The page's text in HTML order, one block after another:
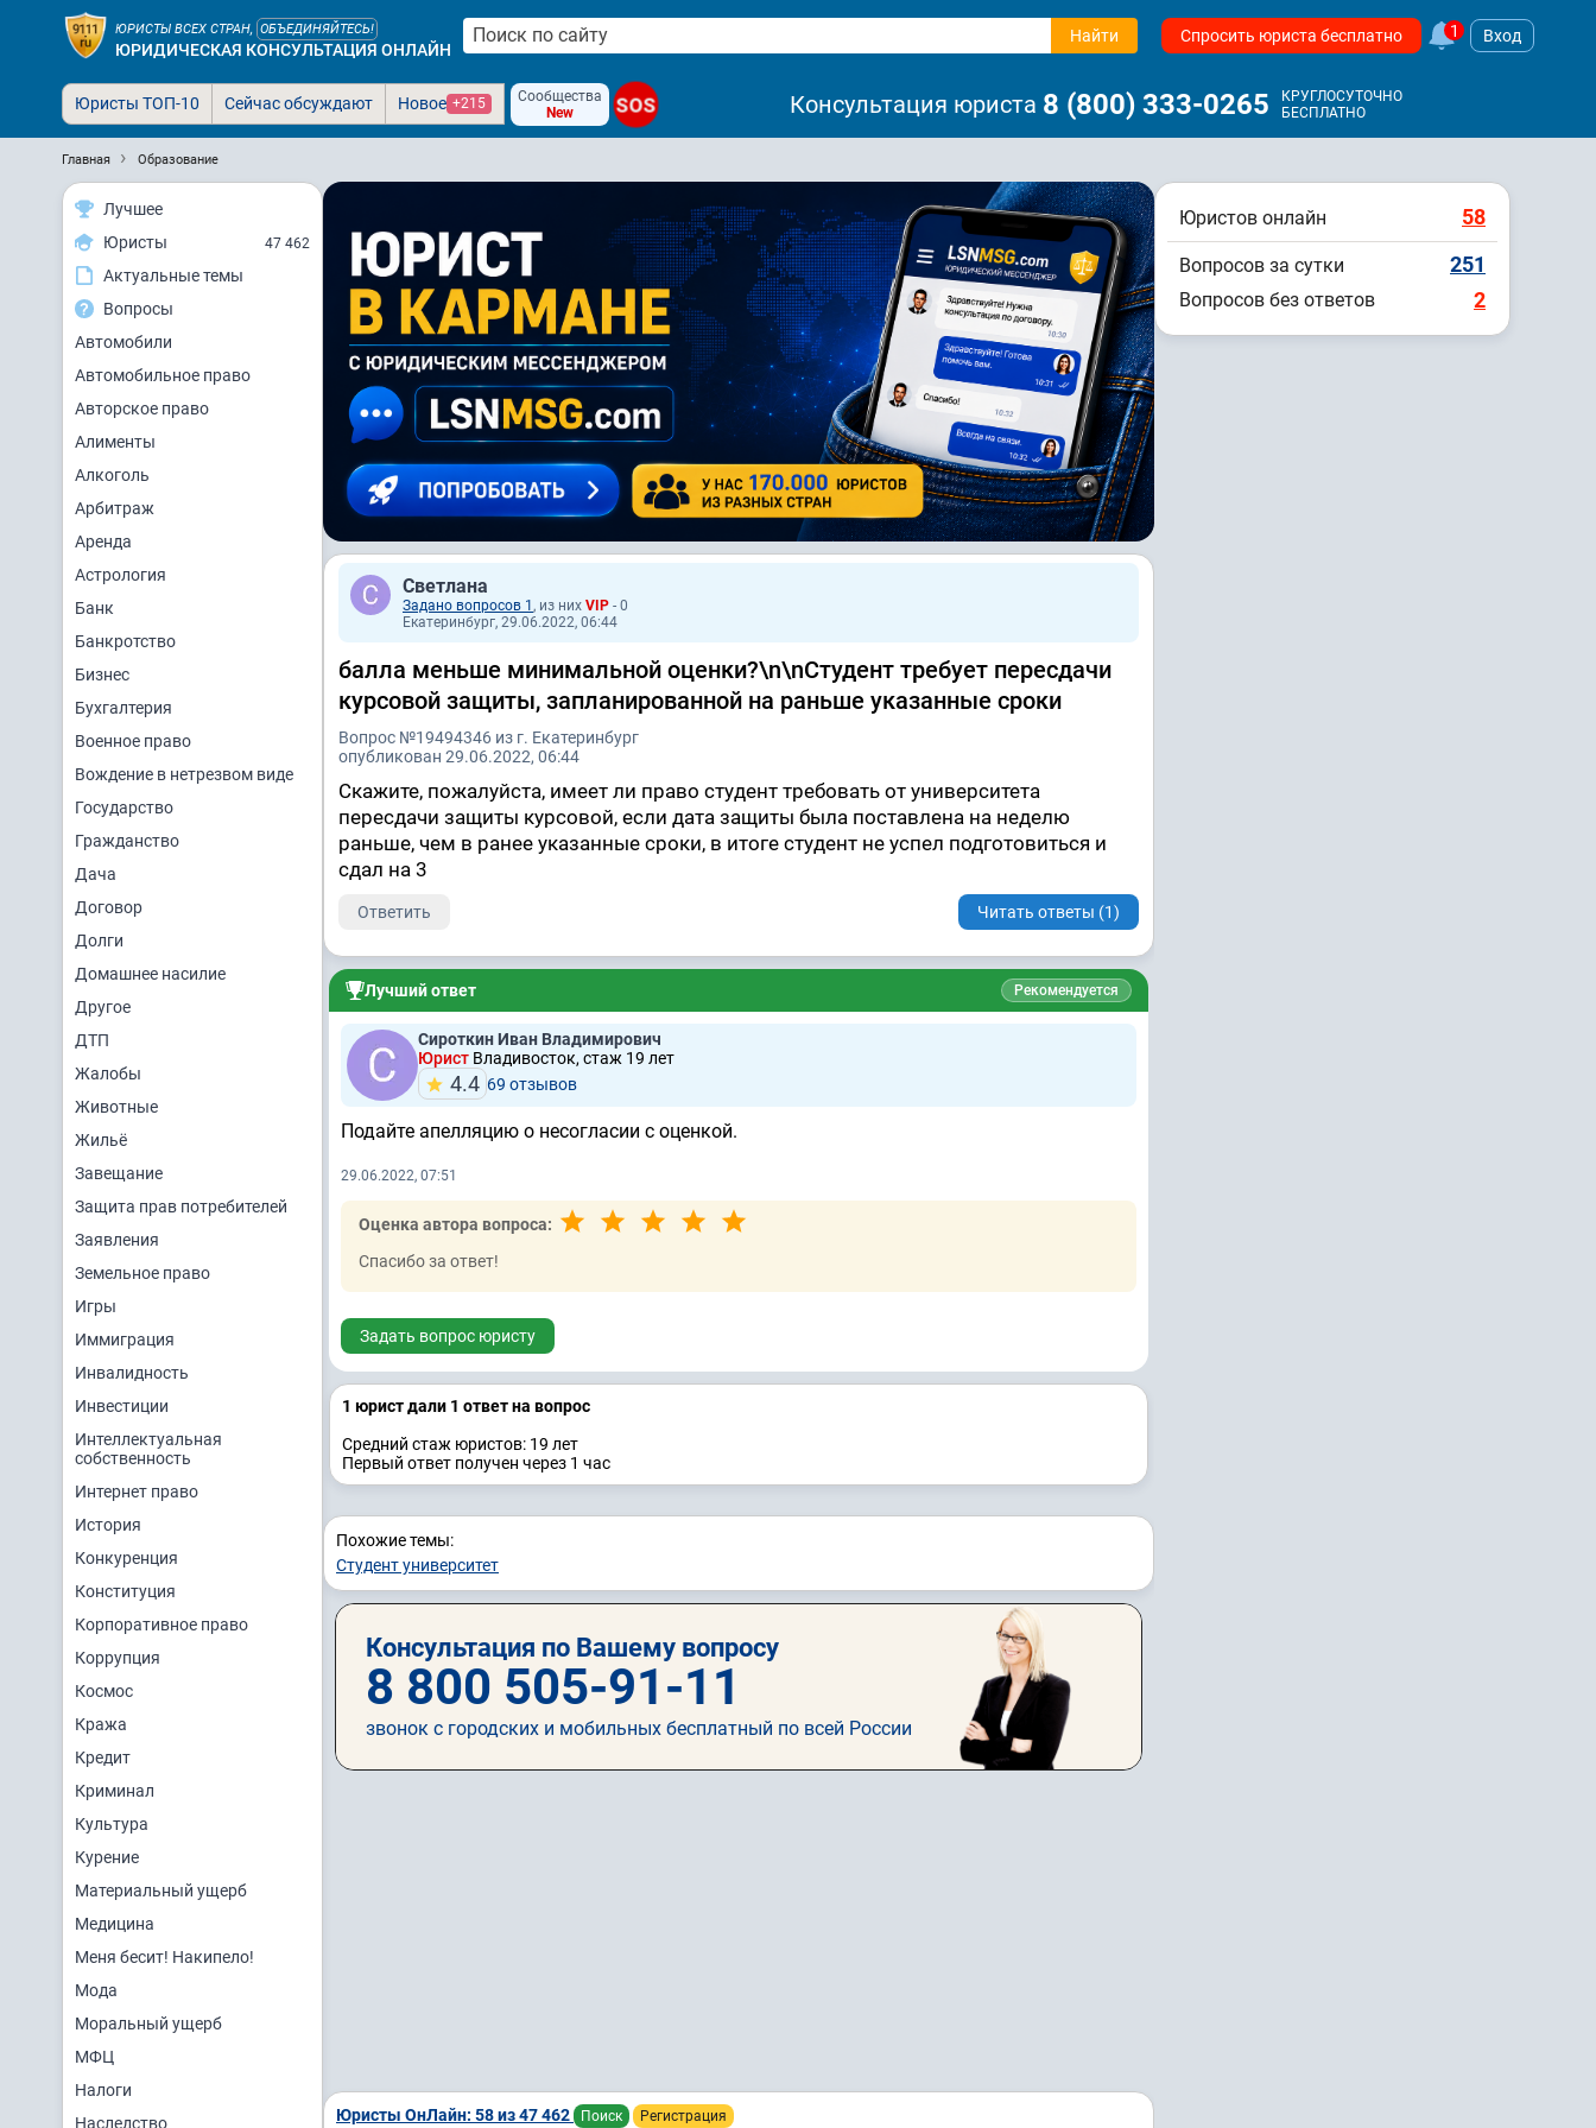
ЮРИСТЫ ВСЕХ СТРАН, ОБЪЕДИНЯЙТЕСЬ!
ЮРИДИЧЕСКАЯ КОНСУЛЬТАЦИЯ ОНЛАЙН
Найти Спросить юриста бесплатно 1 Вход
Юристы ТОП-10 Сейчас обсуждают Новое +215
Сообщества
New
SOS Консультация юриста 8 (800) 333-0265
КРУГЛОСУТОЧНО
БЕСПЛАТНО
Главная Образование
Лучшее
Юристы
47 462
Актуальные темы
Вопросы
Автомобили
Автомобильное право
Авторское право
Алименты
Алкоголь
Арбитраж
Аренда
Астрология
Банк
Банкротство
Бизнес
Бухгалтерия
Военное право
Вождение в нетрезвом виде
Государство
Гражданство
Дача
Договор
Долги
Домашнее насилие
Другое
ДТП
Жалобы
Животные
Жильё
Завещание
Защита прав потребителей
Заявления
Земельное право
Игры
Иммиграция
Инвалидность
Инвестиции
Интеллектуальная
собственность
Интернет право
История
Конкуренция
Конституция
Корпоративное право
Коррупция
Космос
Кража
Кредит
Криминал
Культура
Курение
Материальный ущерб
Медицина
Меня бесит! Накипело!
Мода
Моральный ущерб
МФЦ
Налоги
Наследство
Светлана
Задано вопросов 1 , из них VIP - 0
Екатеринбург, 29.06.2022, 06:44
балла меньше минимальной оценки?\n\nСтудент требует пересдачи
курсовой защиты, запланированной на раньше указанные сроки
Вопрос №19494346 из г. Екатеринбург
опубликован 29.06.2022, 06:44
Скажите, пожалуйста, имеет ли право студент требовать от университета
пересдачи защиты курсовой, если дата защиты была поставлена на неделю
раньше, чем в ранее указанные сроки, в итоге студент не успел подготовиться и
сдал на 3
Ответить Читать ответы (1)
Лучший ответ Рекомендуется
Сироткин Иван Владимирович
Юрист Владивосток, стаж 19 лет
4.4 69 отзывов
Подайте апелляцию о несогласии с оценкой.
29.06.2022, 07:51
Оценка автора вопроса:
Спасибо за ответ!
Задать вопрос юристу
1 юрист дали 1 ответ на вопрос
Средний стаж юристов: 19 лет
Первый ответ получен через 1 час
Похожие темы:
Студент университет
Консультация по Вашему вопросу
8 800 505-91-11
звонок с городских и мобильных бесплатный по всей России
Юристы ОнЛайн: 58 из 47 462 Поиск Регистрация
Юристов онлайн 58
Вопросов за сутки 251
Вопросов без ответов 2